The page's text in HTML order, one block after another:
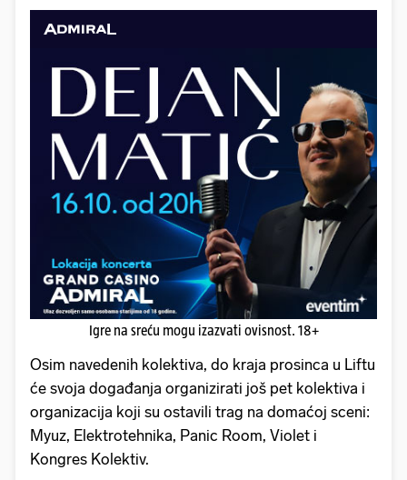
Igre na sreću mogu izazvati ovisnost. 18+
Osim navedenih kolektiva, do kraja prosinca u Liftu
će svoja događanja organizirati još pet kolektiva i
organizacija koji su ostavili trag na domaćoj sceni:
Myuz, Elektrotehnika, Panic Room, Violet i
Kongres Kolektiv.